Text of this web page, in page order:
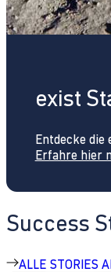
exist
Entdecke
Erfahre hier
Success
ALLE STORIES